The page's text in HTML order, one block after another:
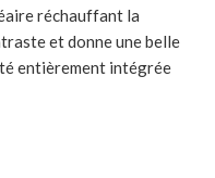
réchauffant la
et donne une belle
entièrement intégrée